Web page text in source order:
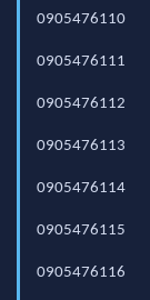
0905476110
0905476111
0905476112
0905476113
0905476114
0905476115
0905476116